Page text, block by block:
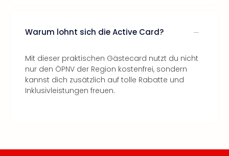
Warum lohnt sich die Active Card?
Mit dieser praktischen Gästecard nutzt du nicht
nur den ÖPNV der Region kostenfrei, sondern
kannst dich zusätzlich auf tolle Rabatte und
Inklusivleistungen freuen.